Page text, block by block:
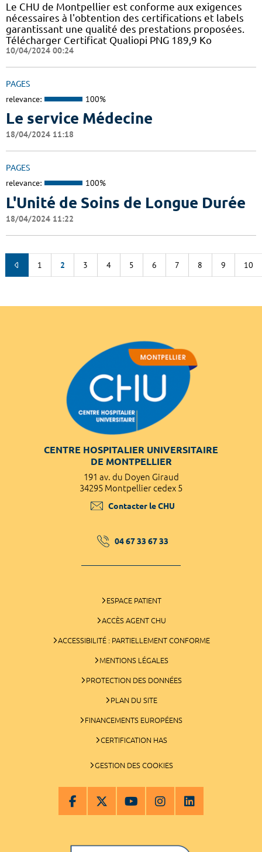
Le CHU de Montpellier est conforme aux exigences
nécessaires à l'obtention des certifications et labels
garantissant une qualité des prestations proposées.
Télécharger Certificat Qualiopi PNG 189,9 Ko
10/04/2024 00:24
PAGES
relevance: 100%
Le service Médecine
18/04/2024 11:18
PAGES
relevance: 100%
L'Unité de Soins de Longue Durée
18/04/2024 11:22
1 2 3 4 5 6 7 8 9 10
CENTRE HOSPITALIER UNIVERSITAIRE
DE MONTPELLIER
191 av. du Doyen Giraud
34295 Montpellier cedex 5
Contacter le CHU
04 67 33 67 33
ESPACE PATIENT
ACCÈS AGENT CHU
ACCESSIBILITÉ : PARTIELLEMENT CONFORME
MENTIONS LÉGALES
PROTECTION DES DONNÉES
PLAN DU SITE
FINANCEMENTS EUROPÉENS
CERTIFICATION HAS
GESTION DES COOKIES